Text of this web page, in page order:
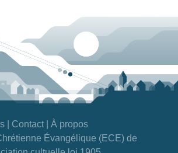
Contact
À propos
Évangélique (ECE) de